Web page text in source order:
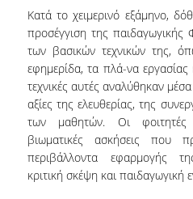
ΕΠΙΣΤΗΜΟΝΙΚΑ
ΣΥΜΜΕΤΟΧΗ ΣΕ
ΕΤΗΣΙΑ
ΕΡΕΥΝΗΤΙΚΕΣ
ΦΩΤΟΓΡΑΦΙΕΣ
Κατά το χειμερινό εξάμηνο,
προσέγγιση της παιδαγωγικής
των βασικών τεχνικών της,
εφημερίδα, τα πλά-να
τεχνικές αυτές αναλύθηκαν
αξίες της ελευθερίας, της
των μαθητών. Οι φοιτητές
βιωματικές ασκήσεις που
περιβάλλοντα εφαρμογής
κριτική σκέψη και παιδαγωγική